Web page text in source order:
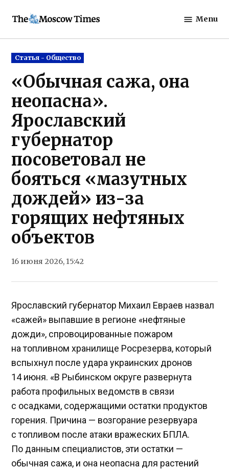
Moscow
Menu
Posted
in
Статья - Общество
«Обычная сажа, она
неопасна».
Ярославский
губернатор
посоветовал не
бояться «мазутных
дождей» из-за
горящих нефтяных
объектов
16 июня 2026, 15:42
Ярославский губернатор Михаил Евраев назвал
«сажей» выпавшие в регионе «нефтяные
дожди», спровоцированные пожаром
на топливном хранилище Росрезерва, который
вспыхнул после удара украинских дронов
14 июня. «В Рыбинском округе развернута
работа профильных ведомств в связи
с осадками, содержащими остатки продуктов
горения. Причина — возгорание резервуара
с топливом после атаки вражеских БПЛА.
По данным специалистов, эти остатки —
обычная сажа, и она неопасна для растений